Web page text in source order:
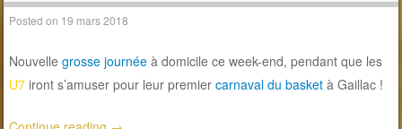
Posted on 19 mars 2018
Nouvelle grosse journée à domicile ce week-end, pendant que les
U7 iront s’amuser pour leur premiercarnaval du basket à Gaillac !